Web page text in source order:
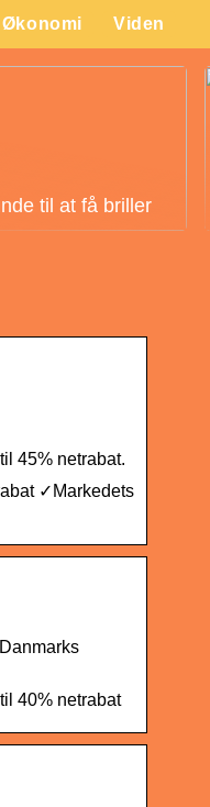
Økonomi Viden
til at få briller
45% netrabat.
✓Markedets
40% netrabat